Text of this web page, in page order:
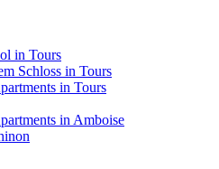
in Tours
Schloss in Tours
in Tours
in Amboise